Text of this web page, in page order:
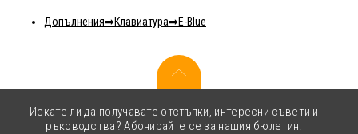
Допълнения Клавиатура E-Blue
Искате ли да получавате отстъпки, интересни съвети и
ръководства? Абонирайте се за нашия бюлетин.